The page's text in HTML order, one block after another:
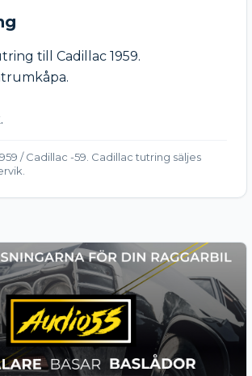
till Cadillac 1959.
/ Cadillac -59. Cadillac tutring säljes